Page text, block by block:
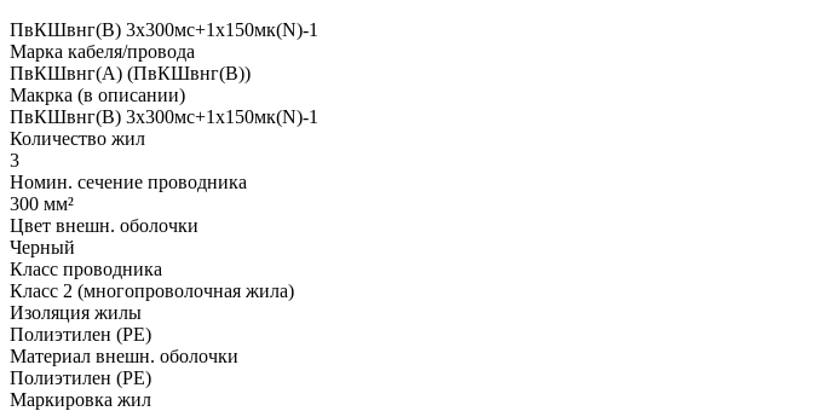
ПвКШвнг(B) 3x300мс+1x150мк(N)-1
Марка кабеля/провода
ПвКШвнг(А) (ПвКШвнг(B))
Макрка (в описании)
ПвКШвнг(B) 3x300мс+1x150мк(N)-1
Количество жил
3
Номин. сечение проводника
300 мм²
Цвет внешн. оболочки
Черный
Класс проводника
Класс 2 (многопроволочная жила)
Изоляция жилы
Полиэтилен (PE)
Материал внешн. оболочки
Полиэтилен (PE)
Маркировка жил